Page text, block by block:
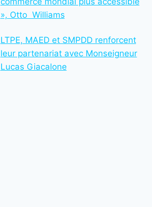
», Otto Williams
LTPE, MAED et SMPDD renforcent
leur partenariat avec Monseigneur
Lucas Giacalone